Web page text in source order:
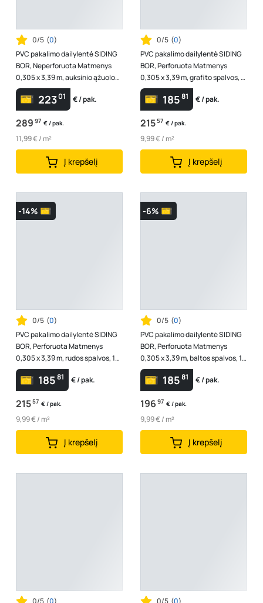
0/5 (0)
PVC pakalimo dailylentė SIDING
BOR, Neperforuota Matmenys
0,305 x 3,39 m, auksinio ąžuolo
spalvos, 1 lentelė - 1,03395 m...
22301 € / pak.
289 97 € / pak.
11,99 € / m²
Į krepšelį
0/5 (0)
PVC pakalimo dailylentė SIDING
BOR, Perforuota Matmenys
0,305 x 3,39 m, grafito spalvos, 1
lentelė - 1,03395 m2
18581 € / pak.
21557 € / pak.
9,99 € / m²
Į krepšelį
-14%
0/5 (0)
PVC pakalimo dailylentė SIDING
BOR, Perforuota Matmenys
0,305 x 3,39 m, rudos spalvos, 1
lentelė - 1,03395 m2
18581 € / pak.
21557 € / pak.
9,99 € / m²
Į krepšelį
-6%
0/5 (0)
PVC pakalimo dailylentė SIDING
BOR, Perforuota Matmenys
0,305 x 3,39 m, baltos spalvos, 1
lentelė - 1,03395 m2
18581 € / pak.
196 97 € / pak.
9,99 € / m²
Į krepšelį